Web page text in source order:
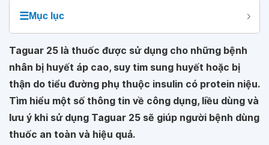
☰Mục lục
Taguar 25 là thuốc được sử dụng cho những bệnh
nhân bị huyết áp cao, suy tim sung huyết hoặc bị
thận do tiểu đường phụ thuộc insulin có protein niệu.
Tìm hiểu một số thông tin về công dụng, liều dùng và
lưu ý khi sử dụng Taguar 25 sẽ giúp người bệnh dùng
thuốc an toàn và hiệu quả.